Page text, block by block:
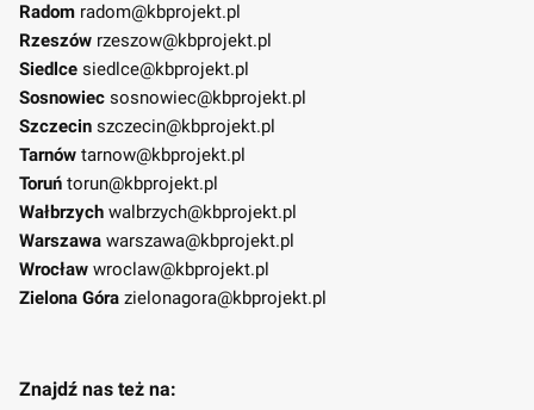
Radom radom@kbprojekt.pl
Rzeszów rzeszow@kbprojekt.pl
Siedlce siedlce@kbprojekt.pl
Sosnowiec sosnowiec@kbprojekt.pl
Szczecin szczecin@kbprojekt.pl
Tarnów tarnow@kbprojekt.pl
Toruń torun@kbprojekt.pl
Wałbrzych walbrzych@kbprojekt.pl
Warszawa warszawa@kbprojekt.pl
Wrocław wroclaw@kbprojekt.pl
Zielona Góra zielonagora@kbprojekt.pl
Znajdź nas też na: